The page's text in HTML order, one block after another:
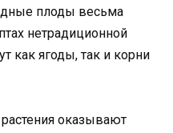
плоды весьма
нетрадиционной
как ягоды, так и корни
оказывают